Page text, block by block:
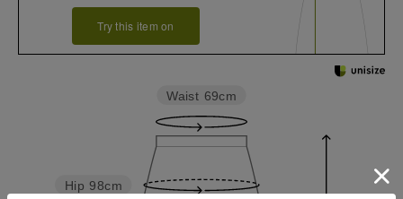
Try this item on
Hip 98cm
Waist 69cm